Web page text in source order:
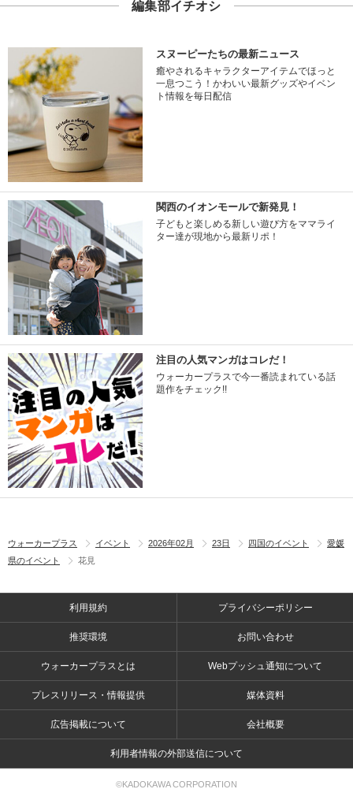
編集部イチオシ
スヌーピーたちの最新ニュース
癒やされるキャラクターアイテムでほっと
一息つこう！かわいい最新グッズやイベン
ト情報を毎日配信
関西のイオンモールで新発見！
子どもと楽しめる新しい遊び方をママライ
ター達が現地から最新リポ！
注目の人気マンガはコレだ！
ウォーカープラスで今一番読まれている話
題作をチェック!!
ウォーカープラス イベント 2026年02月 23日 四国のイベント
愛媛
県のイベント
花見
利用規約 プライバシーポリシー
推奨環境 お問い合わせ
ウォーカープラスとは Webプッシュ通知について
プレスリリース・情報提供 媒体資料
広告掲載について 会社概要
利用者情報の外部送信について
©KADOKAWA CORPORATION